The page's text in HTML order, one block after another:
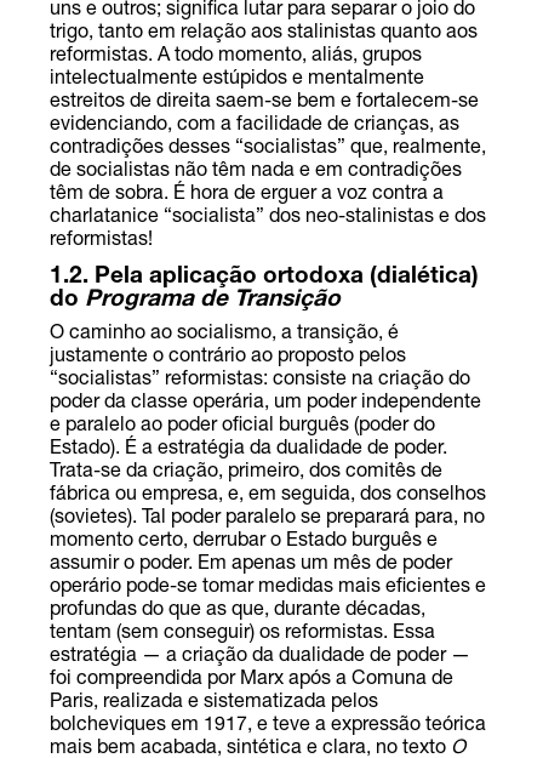
uns e outros; significa lutar para separar o joio do
trigo, tanto em relação aos stalinistas quanto aos
reformistas. A todo momento, aliás, grupos
intelectualmente estúpidos e mentalmente
estreitos de direita saem-se bem e fortalecem-se
evidenciando, com a facilidade de crianças, as
contradições desses “socialistas” que, realmente,
de socialistas não têm nada e em contradições
têm de sobra. É hora de erguer a voz contra a
charlatanice “socialista” dos neo-stalinistas e dos
reformistas!
1.2. Pela aplicação ortodoxa (dialética)
do Programa de Transição
O caminho ao socialismo, a transição, é
justamente o contrário ao proposto pelos
“socialistas” reformistas: consiste na criação do
poder da classe operária, um poder independente
e paralelo ao poder oficial burguês (poder do
Estado). É a estratégia da dualidade de poder.
Trata-se da criação, primeiro, dos comitês de
fábrica ou empresa, e, em seguida, dos conselhos
(sovietes). Tal poder paralelo se preparará para, no
momento certo, derrubar o Estado burguês e
assumir o poder. Em apenas um mês de poder
operário pode-se tomar medidas mais eficientes e
profundas do que as que, durante décadas,
tentam (sem conseguir) os reformistas. Essa
estratégia — a criação da dualidade de poder —
foi compreendida por Marx após a Comuna de
Paris, realizada e sistematizada pelos
bolcheviques em 1917, e teve a expressão teórica
mais bem acabada, sintética e clara, no texto O